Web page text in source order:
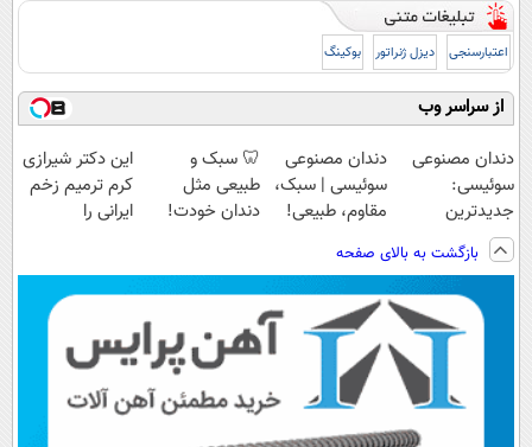
اعتبارسنجی دیزل ژنراتور بوکینگ
از سراسر وب
دندان مصنوعی
سوئیسی:
جدیدترین
فناوری اروپا،
سبک و مقاوم |
پرداخت قسطی
دندان مصنوعی
سوئیسی | سبک،
مقاوم، طبیعی!
رایگان+پرداخت
اقساطی😍
🦷 سبک و
طبیعی مثل
دندان خودت!
💳 📍 تهران
این دکتر شیرازی
کرم ترمیم زخم
ایرانی را
بازگشت به بالای صفحه